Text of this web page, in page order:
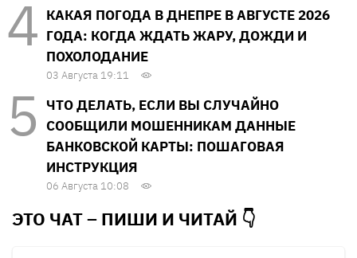
КАКАЯ ПОГОДА В ДНЕПРЕ В АВГУСТЕ 2026
ГОДА: КОГДА ЖДАТЬ ЖАРУ, ДОЖДИ И
ПОХОЛОДАНИЕ
03 Августа 19:11
ЧТО ДЕЛАТЬ, ЕСЛИ ВЫ СЛУЧАЙНО
СООБЩИЛИ МОШЕННИКАМ ДАННЫЕ
БАНКОВСКОЙ КАРТЫ: ПОШАГОВАЯ
ИНСТРУКЦИЯ
06 Августа 10:08
ЭТО ЧАТ – ПИШИ И ЧИТАЙ 👇